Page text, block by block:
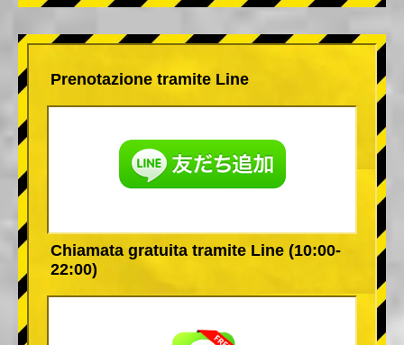
Prenotazione tramite Line
Chiamata gratuita tramite Line (10:00-
22:00)